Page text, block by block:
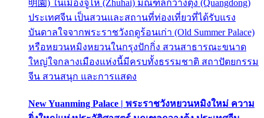
明園) ในเมืองจูไห่ (Zhuhai) มณฑลกวางตุ้ง (Quangdong)
ประเทศจีน เป็นสวนและสถานที่ท่องเที่ยวที่ได้รับแรง
บันดาลใจจากพระราชวังฤดูร้อนเก่า (Old Summer Palace)
หรือหยวนหมิงหยวนในกรุงปักกิ่ง สวนสาธารณะขนาด
ใหญ่ใจกลางเมืองแห่งนี้มีครบทั้งธรรมชาติ สถาปัตยกรรม
จีน สวนสนุก และการแสดง
New Yuanming Palace | พระราชวังหยวนหมิงใหม่ ความ